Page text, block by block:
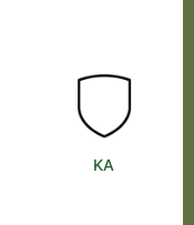
KA